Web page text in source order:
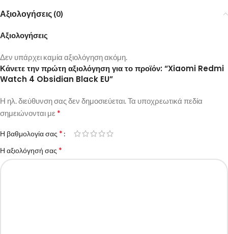
Αξιολογήσεις (0)
Αξιολογήσεις
Δεν υπάρχει καμία αξιολόγηση ακόμη.
Κάνετε την πρώτη αξιολόγηση για το προϊόν: “Xiaomi Redmi
Watch 4 Obsidian Black EU”
Η ηλ. διεύθυνση σας δεν δημοσιεύεται.Τα υποχρεωτικά πεδία
σημειώνονται με *
Η βαθμολογία σας *
Η αξιολόγησή σας *